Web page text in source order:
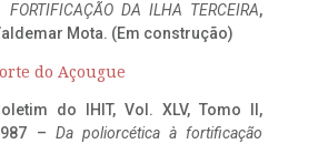
FORTIFICAÇÃO DA ILHA TERCEIRA,
Mota. (Em construção)
do Açougue
do IHIT, Vol. XLV, Tomo II,
– Da poliorcética à fortificação